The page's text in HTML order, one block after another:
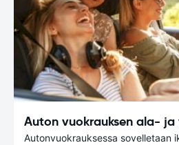
Auton vuokrauksen ala- ja
Autonvuokrauksessa sovelletaan